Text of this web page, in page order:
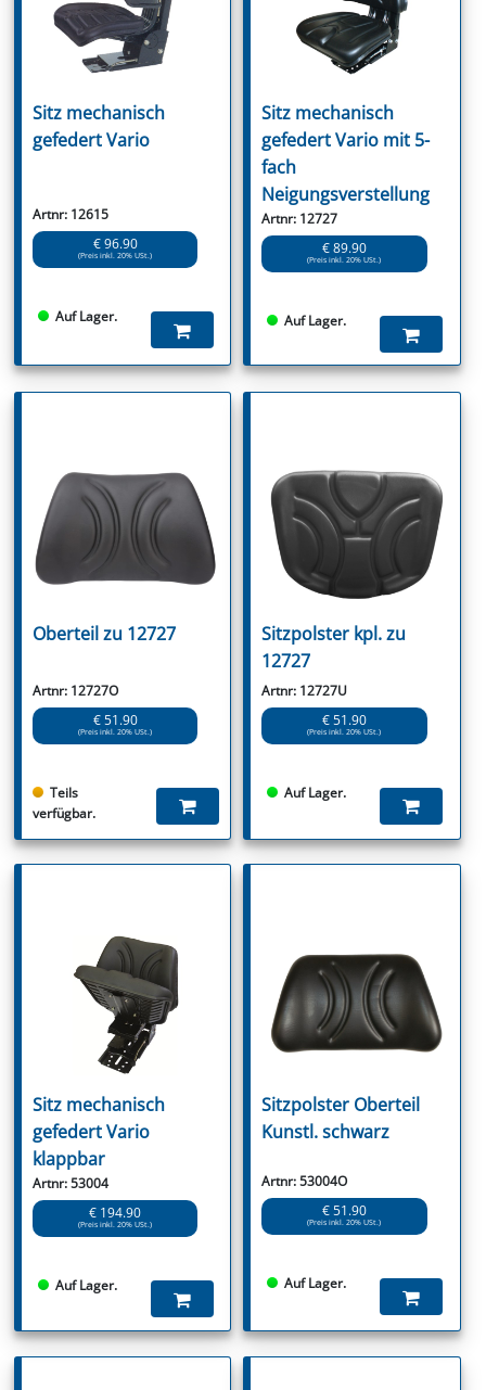
Sitz mechanisch
gefedert Vario
Artnr: 12615
€ 96.90
(Preis inkl. 20% USt.)
Auf Lager.
Sitz mechanisch
gefedert Vario mit 5-
fach
Neigungsverstellung
Artnr: 12727
€ 89.90
(Preis inkl. 20% USt.)
Auf Lager.
Oberteil zu 12727
Artnr: 12727O
€ 51.90
(Preis inkl. 20% USt.)
Teils
verfügbar.
Sitzpolster kpl. zu
12727
Artnr: 12727U
€ 51.90
(Preis inkl. 20% USt.)
Auf Lager.
Sitz mechanisch
gefedert Vario
klappbar
Artnr: 53004
€ 194.90
(Preis inkl. 20% USt.)
Auf Lager.
Sitzpolster Oberteil
Kunstl. schwarz
Artnr: 53004O
€ 51.90
(Preis inkl. 20% USt.)
Auf Lager.